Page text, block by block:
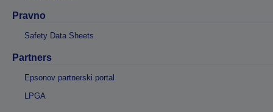
Pravno
Safety Data Sheets
Partners
Epsonov partnerski portal
LPGA